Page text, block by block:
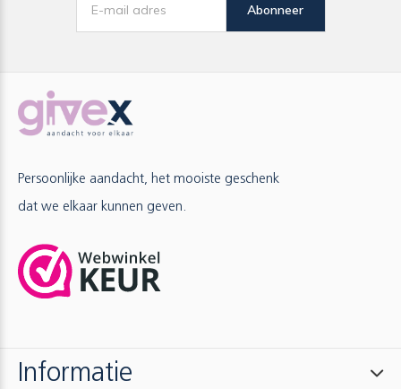
Abonneer
Persoonlijke aandacht, het mooiste geschenk
dat we elkaar kunnen geven.
Informatie